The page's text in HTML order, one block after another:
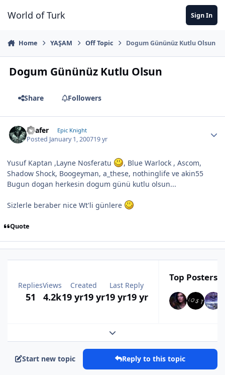
World of Turk Sign In
Home YAŞAM Off Topic Dogum Gününüz Kutlu Olsun
Dogum Gününüz Kutlu Olsun
Share Followers
Loafer Epic Knight
Posted January 1, 200719 yr
Yusuf Kaptan ,Layne Nosferatu
, Blue Warlock , Ascom,
Shadow Shock, Boogeyman, a_these, nothinglife ve akin55
Bugun dogan herkesin dogum günü kutlu olsun...
Sizlerle beraber nice Wt'li günlere
Quote
Replies
51
Views
4.2k
Created
19 yr19 yr
Last Reply
19 yr19 yr
Top Posters
Expand topic overview
Start new topic Reply to this topic